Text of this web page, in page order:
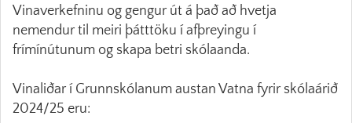
Vinaverkefninu og gengur út á það að hvetja
nemendur til meiri þátttöku í afþreyingu í
frímínútunum og skapa betri skólaanda.
Vinaliðar í Grunnskólanum austan Vatna fyrir skólaárið
2024/25 eru: